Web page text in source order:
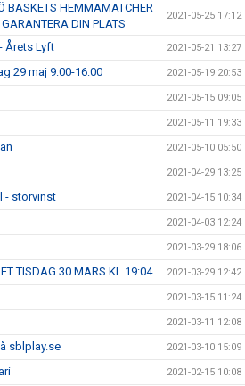
BASKETS HEMMAMATCHER
DIN PLATS
2021-05-25 17:12
Årets Lyft 2021-05-21 13:27
29 maj 9:00-16:00 2021-05-19 20:53
2021-05-15 09:05
2021-05-11 19:33
2021-05-10 05:50
2021-04-29 13:25
- storvinst 2021-04-15 10:34
2021-04-03 12:24
2021-03-29 18:06
TISDAG 30 MARS KL 19:04 2021-03-29 12:42
2021-03-15 11:24
2021-03-11 12:08
sblplay.se 2021-03-10 15:09
2021-02-15 10:08